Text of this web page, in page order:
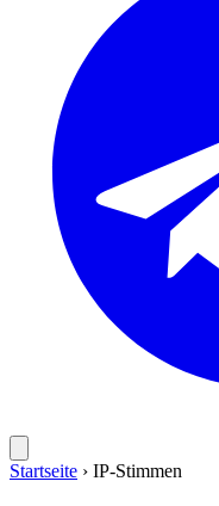
Startseite › IP-Stimmen